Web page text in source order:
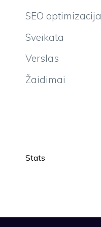
SEO optimizacija
Sveikata
Verslas
Žaidimai
Stats